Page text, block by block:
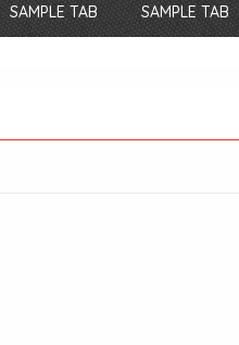
SAMPLE TAB SAMPLE TAB